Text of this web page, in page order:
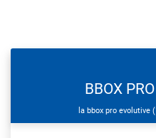
BBOX
la bbox pro evolutive